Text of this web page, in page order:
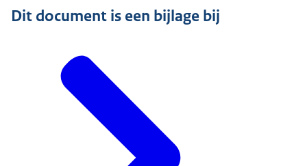
Dit document is een bijlage bij